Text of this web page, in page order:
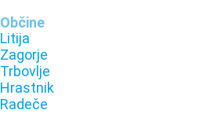
Občine
Litija
Zagorje
Trbovlje
Hrastnik
Radeče